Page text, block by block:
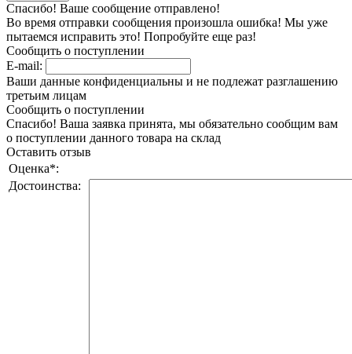
Спасибо! Ваше сообщение отправлено!
Во время отправки сообщения произошла ошибка! Мы уже
пытаемся исправить это! Попробуйте еще раз!
Сообщить о поступлении
E-mail:
Ваши данные конфиденциальны и не подлежат разглашению
третьим лицам
Сообщить о поступлении
Спасибо! Ваша заявка принята, мы обязательно сообщим вам
о поступлении данного товара на склад
Оставить отзыв
Оценка*:
Достоинства: